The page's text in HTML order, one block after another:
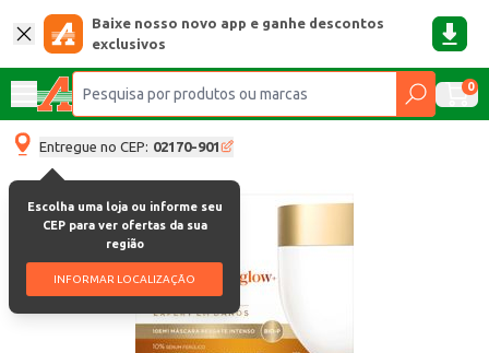
Baixe nosso novo app e ganhe descontos
exclusivos
0
Entregue no CEP: 02170-901
Escolha uma loja ou informe seu
CEP para ver ofertas da sua
região
INFORMAR LOCALIZAÇÃO